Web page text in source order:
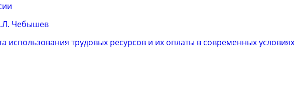
Чебышев
использования трудовых ресурсов и их оплаты в современных условиях